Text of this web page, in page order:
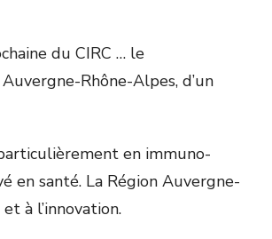
du CIRC … le
Rhône-Alpes, d’un
en immuno-
en santé. La Région Auvergne-
à l’innovation.